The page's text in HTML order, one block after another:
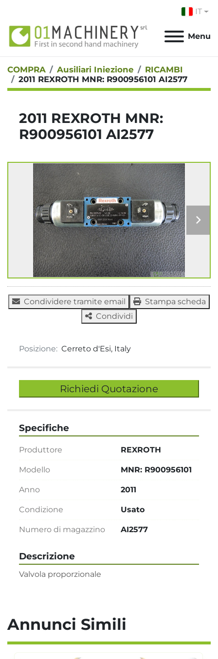
IT
Menu
COMPRA Ausiliari Iniezione
RICAMBI
2011 REXROTH MNR: R900956101 AI2577
2011 REXROTH MNR:
R900956101 AI2577
Condividere tramite email
Stampa scheda
Condividi
Posizione: Cerreto d'Esi, Italy
Richiedi Quotazione
Descrizione
Valvola proporzionale
Specifiche
Produttore REXROTH
Modello MNR: R900956101
Anno 2011
Condizione Usato
Numero di magazzino AI2577
Annunci Simili